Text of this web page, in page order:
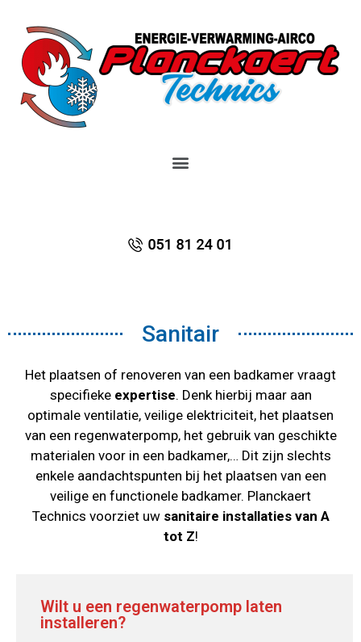
Sanitair
Het plaatsen of renoveren van een badkamer vraagt
specifieke expertise. Denk hierbij maar aan
optimale ventilatie, veilige elektriciteit, het plaatsen
van een regenwaterpomp, het gebruik van geschikte
materialen voor in een badkamer,… Dit zijn slechts
enkele aandachtspunten bij het plaatsen van een
veilige en functionele badkamer. Planckaert
Technics voorziet uw sanitaire installaties van A
tot Z!
Wilt u een regenwaterpomp laten
installeren?